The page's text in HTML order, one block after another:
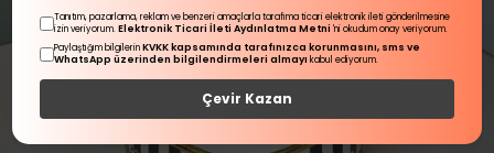
Tanıtım, pazarlama, reklam ve benzeri amaçlarla tarafıma ticari elektronik ileti gönderilmesine
izin veriyorum.Elektronik Ticari İleti Aydınlatma Metni 'ni okudum onay veriyorum.
Paylaştığım bilgilerinKVKK kapsamında tarafınızca korunmasını, sms ve
WhatsApp üzerinden bilgilendirmeleri almayı kabul ediyorum.
Çevir Kazan